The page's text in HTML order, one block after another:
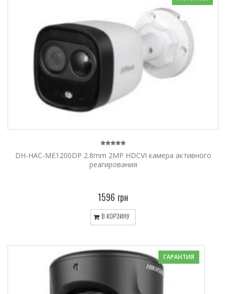
DH-HAC-ME1200DP 2.8mm 2MP HDCVI камера активного
реагирования
1596 грн
В КОРЗИНУ
ГАРАНТИЯ